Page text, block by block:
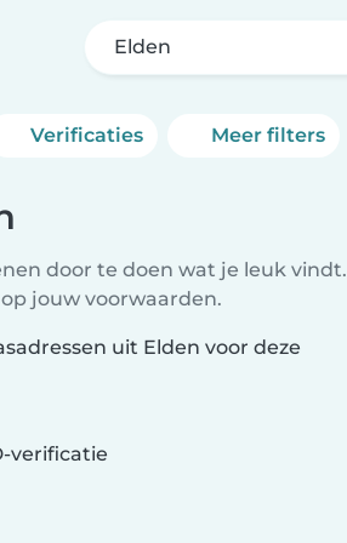
Elden
Verificaties Meer filters
door te doen wat je leuk vindt.
jouw voorwaarden.
uit Elden voor deze
verificatie